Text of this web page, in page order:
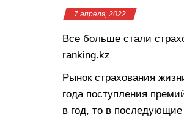
7 апреля, 2022
Все больше стали
ranking.kz
Рынок страхования
года поступления
в год, то в